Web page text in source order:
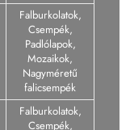
Falburkolatok,
Csempék,
Padlólapok,
Mozaikok,
Nagyméretű
falicsempék
Falburkolatok,
Csempék,